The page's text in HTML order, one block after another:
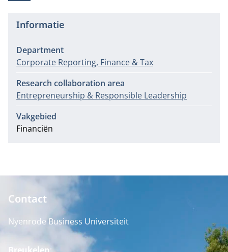
Informatie
Department
Corporate Reporting, Finance & Tax
Research collaboration area
Entrepreneurship & Responsible Leadership
Vakgebied
Financiën
Contact
Nyenrode Business Universiteit